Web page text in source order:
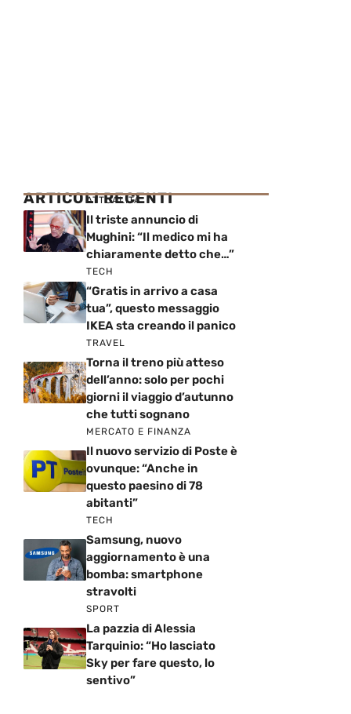
ARTICOLI RECENTI
ATTUALITÀ
Il triste annuncio di
Mughini: “Il medico mi ha
chiaramente detto che…”
TECH
“Gratis in arrivo a casa
tua”, questo messaggio
IKEA sta creando il panico
TRAVEL
Torna il treno più atteso
dell’anno: solo per pochi
giorni il viaggio d’autunno
che tutti sognano
MERCATO E FINANZA
Il nuovo servizio di Poste è
ovunque: “Anche in
questo paesino di 78
abitanti”
TECH
Samsung, nuovo
aggiornamento è una
bomba: smartphone
stravolti
SPORT
La pazzia di Alessia
Tarquinio: “Ho lasciato
Sky per fare questo, lo
sentivo”